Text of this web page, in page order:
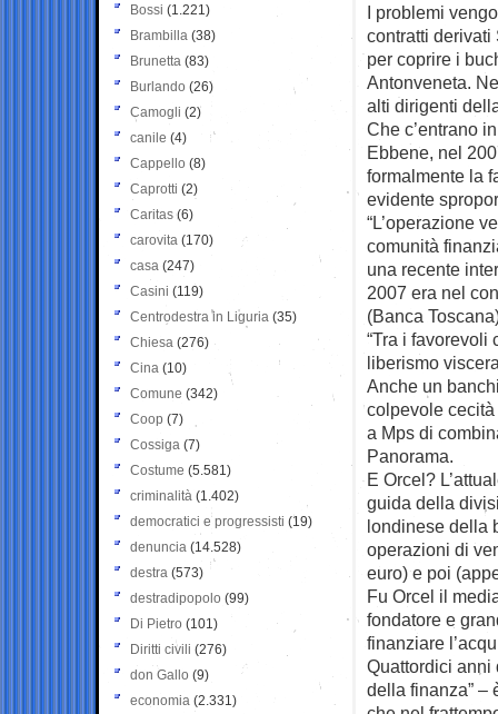
I problemi
contratti derivati
per coprire i
Antonveneta.
alti dirigenti
Che c’entrano
Ebbene, nel
formalmente la
evidente
“L’operazione
comunità
una recente
2007 era nel
(Banca
“Tra i favorevoli
liberismo
Anche un
colpevole
a Mps di
Panorama.
E Orcel?
guida della
londinese della
operazioni di
euro) e poi
Fu Orcel il
fondatore e
finanziare
Quattordici anni
della finanza” –
Bossi (1.221)
Brambilla (38)
Brunetta (83)
Burlando (26)
Camogli (2)
canile (4)
Cappello (8)
Caprotti (2)
Caritas (6)
carovita (170)
casa (247)
Casini (119)
Centrodestra in Liguria (35)
Chiesa (276)
Cina (10)
Comune (342)
Coop (7)
Cossiga (7)
Costume (5.581)
criminalità (1.402)
democratici e progressisti (19)
denuncia (14.528)
destra (573)
destradipopolo (99)
Di Pietro (101)
Diritti civili (276)
don Gallo (9)
economia (2.331)